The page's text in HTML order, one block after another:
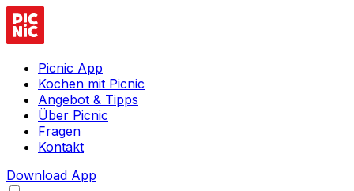
Picnic App
Kochen mit Picnic
Angebot & Tipps
Über Picnic
Fragen
Kontakt
Download App